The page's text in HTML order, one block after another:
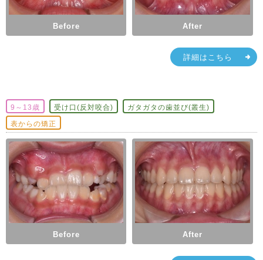
Before After
詳細はこちら
9～13歳 受け口(反対咬合) ガタガタの歯並び(叢生)
表からの矯正
Before After